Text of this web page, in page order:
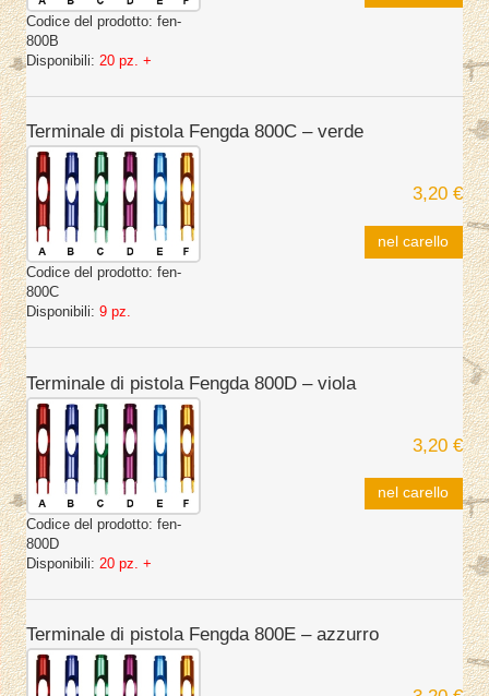
Codice del prodotto: fen-
800B
Disponibili: 20 pz. +
Terminale di pistola Fengda 800C – verde
Codice del prodotto: fen-
800C
Disponibili: 9 pz.
3,20 €
nel carello
Terminale di pistola Fengda 800D – viola
Codice del prodotto: fen-
800D
Disponibili: 20 pz. +
3,20 €
nel carello
Terminale di pistola Fengda 800E – azzurro